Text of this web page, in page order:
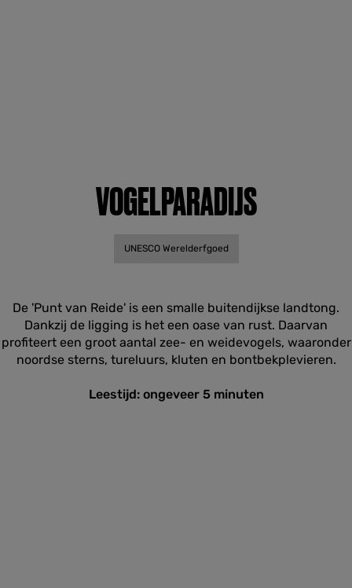
VOGELPARADIJS
UNESCO Werelderfgoed
De 'Punt van Reide' is een smalle buitendijkse landtong.
Dankzij de ligging is het een oase van rust. Daarvan
profiteert een groot aantal zee- en weidevogels, waaronder
noordse sterns, tureluurs, kluten en bontbekplevieren.
Leestijd: ongeveer 5 minuten